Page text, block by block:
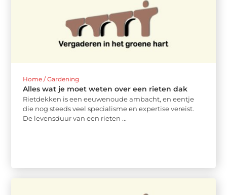
Home / Gardening
Alles wat je moet weten over een rieten dak
Rietdekken is een eeuwenoude ambacht, en eentje
die nog steeds veel specialisme en expertise vereist.
De levensduur van een rieten ...